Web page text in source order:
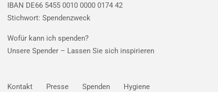
IBAN DE66 5455 0010 0000 0174 42
Stichwort: Spendenzweck
Wofür kann ich spenden?
Unsere Spender – Lassen Sie sich inspirieren
Kontakt Presse Spenden Hygiene